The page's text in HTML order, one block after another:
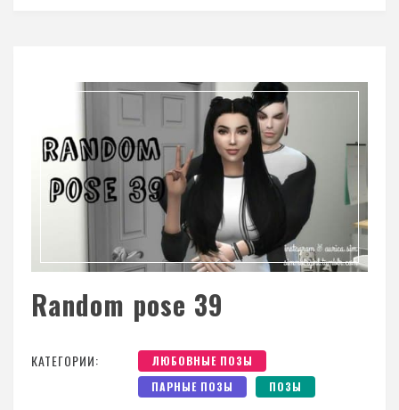
Random pose 39
КАТЕГОРИИ:
ЛЮБОВНЫЕ ПОЗЫ
ПАРНЫЕ ПОЗЫ
ПОЗЫ